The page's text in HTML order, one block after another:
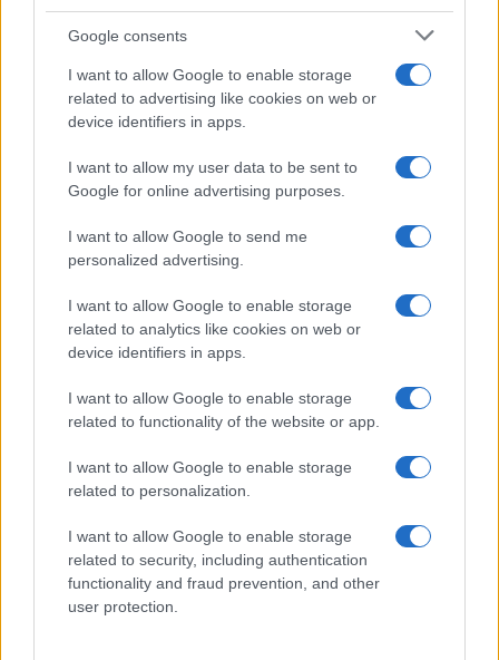
Google consents
I want to allow Google to enable storage
related to advertising like cookies on web or
device identifiers in apps.
I want to allow my user data to be sent to
Google for online advertising purposes.
I want to allow Google to send me
personalized advertising.
I want to allow Google to enable storage
related to analytics like cookies on web or
device identifiers in apps.
I want to allow Google to enable storage
related to functionality of the website or app.
I want to allow Google to enable storage
related to personalization.
I want to allow Google to enable storage
related to security, including authentication
functionality and fraud prevention, and other
user protection.
Συγκεκριμένα, ζητά να εξεταστεί η εφαρμογή ενός
μοντέλου στο οποίο το 70% των θεμάτων θα είναι
πολλαπλής επιλογής (κλειστού τύπου) και το 30%
ψηφιακά αναδιαμορφωμένα θέματα ανάπτυξης (ανοικτού
τύπου), επισημαίνοντας ότι αντίστοιχα συστήματα
εφαρμόζονται σε άλλες χώρες.
Τα ερωτήματα προς την υπουργό Παιδείας
Με την επίκαιρη ερώτησή της, η βουλευτής καλεί την
υπουργό Παιδείας να διευκρινίσει εάν προτίθεται να
μειώσει το ισχύον ανώτερο επιτρεπτό όριο διαφοράς
μεταξύ του πρώτου και του δεύτερου βαθμολογητή από
τις 12 στις 5 μονάδες για όσο διάστημα διατηρηθεί το
σύστημα των Πανελλαδικών Εξετάσεων.
Παράλληλα, ζητά να πληροφορηθεί αν υπάρχει πρόθεση
εκσυγχρονισμού του συστήματος εισαγωγής στα δημόσια